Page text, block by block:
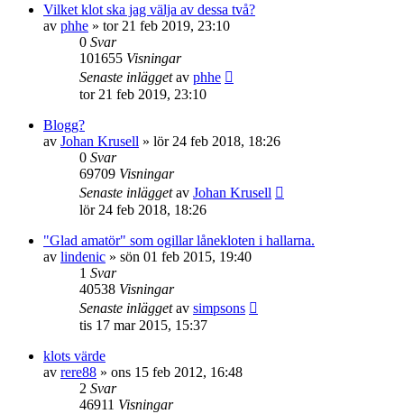
Vilket klot ska jag välja av dessa två?
av phhe » tor 21 feb 2019, 23:10
0 Svar
101655 Visningar
Senaste inläggetav phhe
tor 21 feb 2019, 23:10
Blogg?
av Johan Krusell » lör 24 feb 2018, 18:26
0 Svar
69709 Visningar
Senaste inläggetav Johan Krusell
lör 24 feb 2018, 18:26
"Glad amatör" som ogillar lånekloten i hallarna.
av lindenic » sön 01 feb 2015, 19:40
1 Svar
40538 Visningar
Senaste inläggetav simpsons
tis 17 mar 2015, 15:37
klots värde
av rere88 » ons 15 feb 2012, 16:48
2 Svar
46911 Visningar